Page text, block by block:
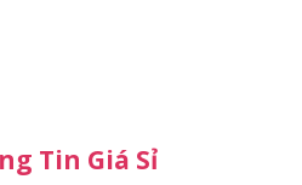
Tin Giá Sỉ